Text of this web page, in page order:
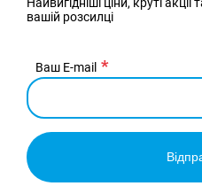
вашій розсилці
Ваш E-mail